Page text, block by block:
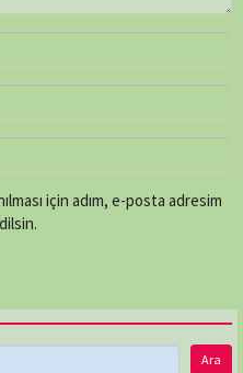
için adım, e-posta adresim
Ara